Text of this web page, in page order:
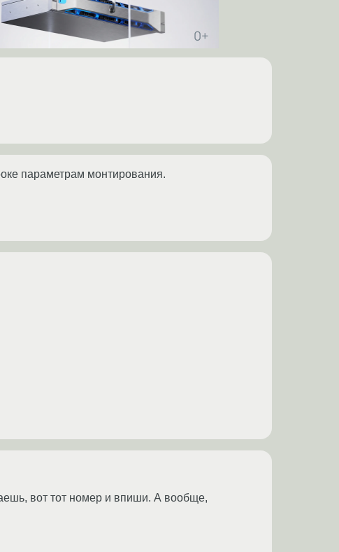
параметрам монтирования.
вот тот номер и впиши. А вообще,